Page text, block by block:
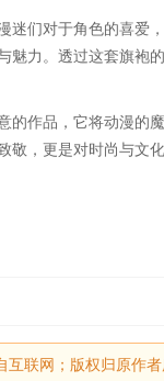
迷们对于角色的喜爱
力。透过这套旗袍
的作品，它将动漫的
敬，更是对时尚与文
联网；版权归原作